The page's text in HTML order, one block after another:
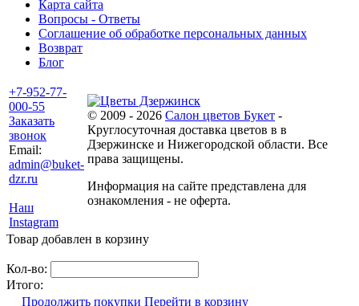
Карта сайта
Вопросы - Ответы
Соглашение об обработке персональных данных
Возврат
Блог
+7-952-77-
000-55
Заказать
звонок
Email:
admin@buket-
dzr.ru
Наш
Instagram
© 2009 - 2026 Салон цветов Букет -
Круглосуточная доставка цветов в в
Дзержинске и Нижегородской области. Все
права защищены.
Информация на сайте представлена для
ознакомления - не оферта.
Товар добавлен в корзину
Кол-во:
Итого:
Продолжить покупки Перейти в корзину